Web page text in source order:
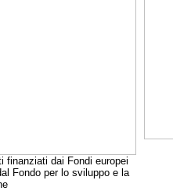
finanziati dai Fondi europei
Fondo per lo sviluppo e la